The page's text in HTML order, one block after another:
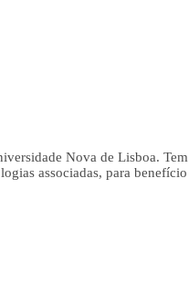
Nova de Lisboa. Tem
associadas, para benefício